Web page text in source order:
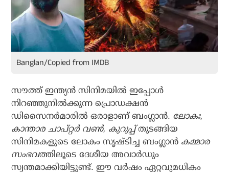
Banglan/Copied from IMDB
സൗത്ത് ഇന്ത്യന്‍ സിനിമയില്‍ ഇപ്പോള്‍
നിറഞ്ഞുനില്‍ക്കുന്ന പ്രൊഡക്ഷന്‍
ഡിസൈനര്‍മാരില്‍ ഒരാളാണ് ബംഗ്ലാന്‍. ലോകഃ,
കാന്താര ചാപ്റ്റര്‍ വണ്‍, കുറുപ്പ്തുടങ്ങിയ
സിനിമകളുടെ ലോകം സൃഷ്ടിച്ച ബംഗ്ലാന്‍ കമ്മാര
സംഭവത്തിലൂടെ ദേശീയ അവാര്‍ഡും
സ്വന്തമാക്കിയിട്ടുണ്ട്. ഈ വര്‍ഷം ഏറ്റവുമധികം